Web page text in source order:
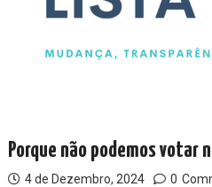
Porque não podemos votar
4 de Dezembro, 2024 0